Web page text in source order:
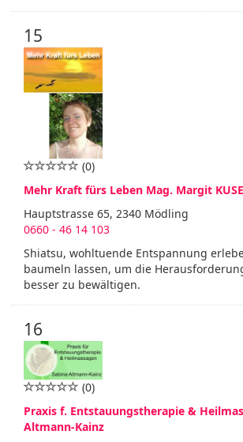
15
(0)
Mehr Kraft fürs Leben Mag. Margit
Hauptstrasse 65, 2340 Mödling
0660 - 46 14 103
Shiatsu, wohltuende Entspannung
baumeln lassen, um die
besser zu bewältigen.
16
(0)
Praxis f. Entstauungstherapie &
Altmann-Kainz